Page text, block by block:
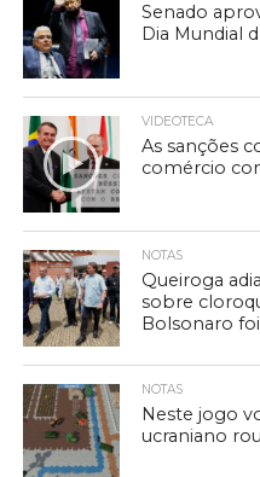
Senado
Dia Mundial
VIDEOTECA
As sanções
comércio
NOTAS
Queiroga
sobre
Bolsonaro
NOTAS
Neste jogo
ucraniano